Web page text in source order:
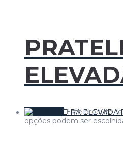
Ver opções
Este produto
opções podem ser